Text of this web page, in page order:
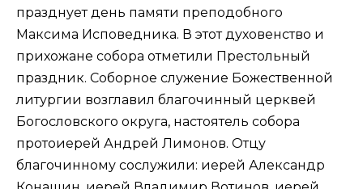
празднует день памяти преподобного
Максима Исповедника. В этот духовенство и
прихожане собора отметили Престольный
праздник. Соборное служение Божественной
литургии возглавил благочинный церквей
Богословского округа, настоятель собора
протоиерей Андрей Лимонов. Отцу
благочинному сослужили: иерей Александр